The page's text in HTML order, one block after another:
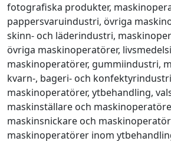
fotografiska produkter,
pappersvaruindustri, övriga
skinn- och läderindustri,
övriga maskinoperatörer,
maskinoperatörer, gummiindustri,
kvarn-, bageri- och
maskinoperatörer, ytbehandling,
maskinställare och
maskinsnickare och
maskinoperatörer inom